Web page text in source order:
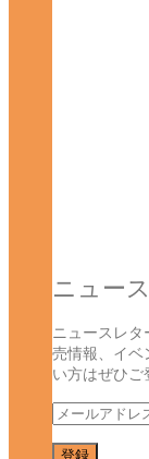
ニュー
ニュースレタ
売情報、イベ
い方はぜひご